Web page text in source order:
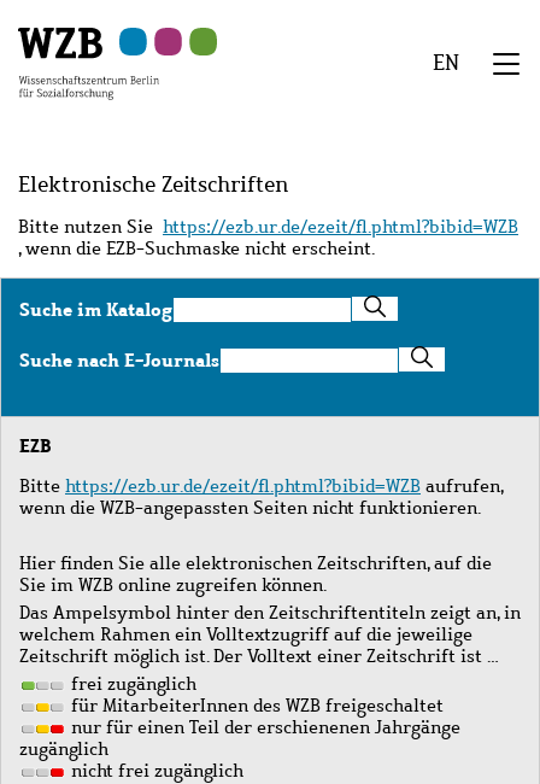
Hauptinhalt
springen
Navigation
springen
Suche
springen
Sekundärnavigation
springen
Fußzeile
springen
EN
Elektronische Zeitschriften
Bitte nutzen Sie https://ezb.ur.de/ezeit/fl.phtml?bibid=WZB
, wenn die EZB-Suchmaske nicht erscheint.
Suche im KatalogSuche
im
Katalog
Suche nach E-JournalsSuche
nach
Journals
EZB
Bitte https://ezb.ur.de/ezeit/fl.phtml?bibid=WZB aufrufen,
wenn die WZB-angepassten Seiten nicht funktionieren.
Hier finden Sie alle elektronischen Zeitschriften, auf die
Sie im WZB online zugreifen können.
Das Ampelsymbol hinter den Zeitschriftentiteln zeigt an, in
welchem Rahmen ein Volltextzugriff auf die jeweilige
Zeitschrift möglich ist. Der Volltext einer Zeitschrift ist …
frei zugänglich
für MitarbeiterInnen des WZB freigeschaltet
nur für einen Teil der erschienenen Jahrgänge
zugänglich
nicht frei zugänglich